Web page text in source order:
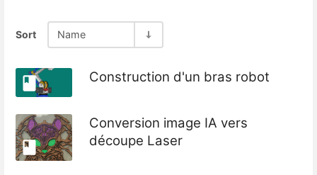
Sort Name
Construction d'un bras robot
Conversion image IA vers
découpe Laser